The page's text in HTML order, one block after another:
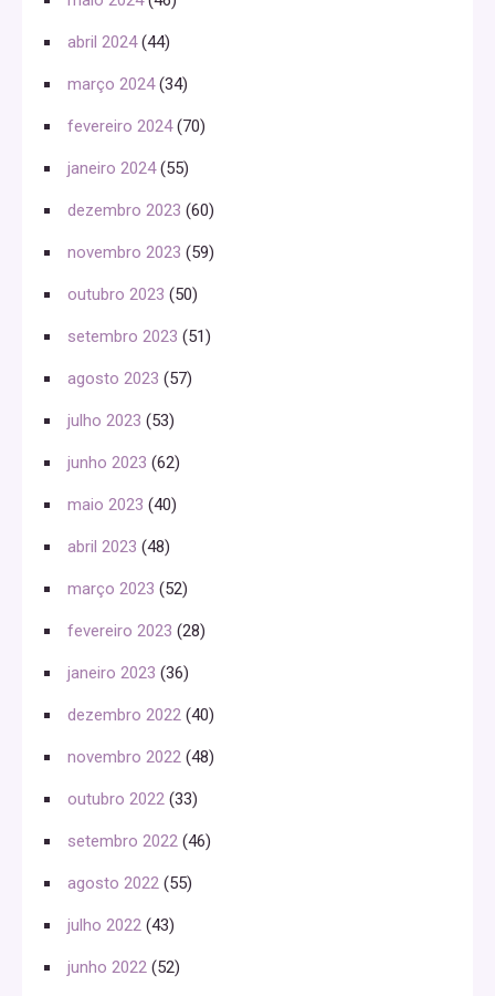
abril 2024(44)
março 2024(34)
fevereiro 2024(70)
janeiro 2024(55)
dezembro 2023 (60)
novembro 2023 (59)
outubro 2023 (50)
setembro 2023 (51)
agosto 2023 (57)
julho 2023 (53)
junho 2023 (62)
maio 2023 (40)
abril 2023 (48)
março 2023 (52)
fevereiro 2023 (28)
janeiro 2023 (36)
dezembro 2022 (40)
novembro 2022 (48)
outubro 2022 (33)
setembro 2022 (46)
agosto 2022 (55)
julho 2022 (43)
junho 2022 (52)